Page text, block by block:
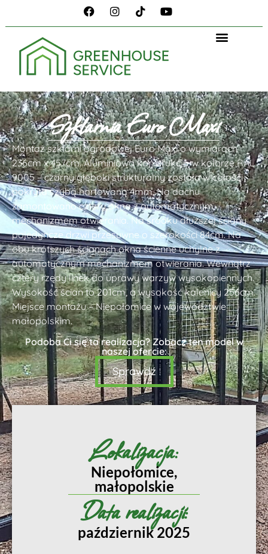
Szklarnia Euro Maxi
Montaż szklarni ogrodowej Euro Maxi o wymiarach
236cm x 457cm. Aluminiowa konstrukcja w kolorze RAL
9005 – czarny głęboki strukturalny została w całości
pokryta szybą hartowaną 4mm. Na dachu
zamontowano cztery okna z automatycznym
mechanizmem otwierania. Na środku dłuższej ściany
pojedyncze drzwi przesuwne o szerokości 84cm. Na
obu krótszych ścianach okna ścienne uchylne z
automatycznym mechanizmem otwierania. Wewnątrz
cztery rzędy linek do uprawy warzyw wysokopiennych.
Wysokość ścian to 201cm, a wysokość kalenicy 256cm.
Miejsce montażu – Niepołomice w województwie
małopolskim.
Podoba Ci się ta realizacja? Zobacz ten model w
naszej ofercie:
Sprawdź
Lokalizacja:
Niepołomice,
małopolskie
Data realizacji:
październik 2025